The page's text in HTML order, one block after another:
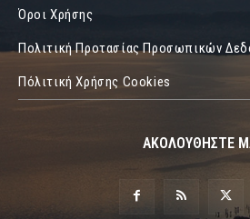
Όροι Χρήσης
Πολιτική Προτασίας Προσωπικών
Πόλιτική Χρήσης Cookies
ΑΚΟΛΟΥΘΗΣΤΕ